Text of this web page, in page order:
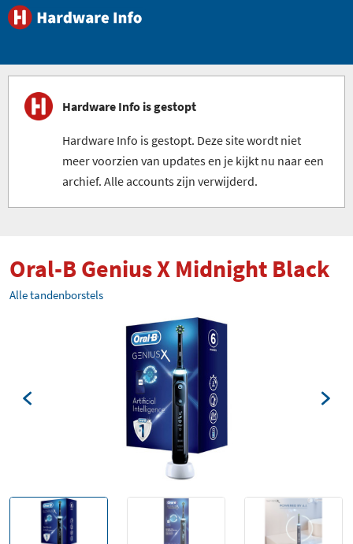
Hardware Info is gestopt
Hardware Info is gestopt. Deze site wordt niet
meer voorzien van updates en je kijkt nu naar een
archief. Alle accounts zijn verwijderd.
Oral-B Genius X Midnight Black
Alle tandenborstels